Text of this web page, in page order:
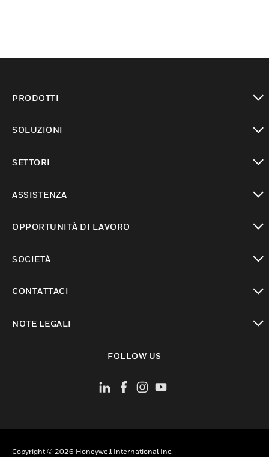
PRODOTTI
SOLUZIONI
SETTORI
ASSISTENZA
OPPORTUNITÀ DI LAVORO
SOCIETÀ
CONTATTACI
NOTE LEGALI
FOLLOW US
Copyright © 2026 Honeywell International Inc.